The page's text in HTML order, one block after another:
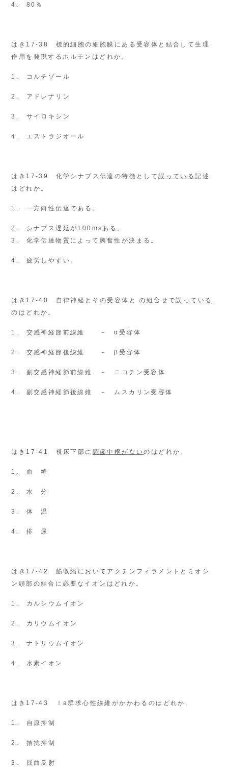
4. 80％
はき17-38 標的細胞の細胞膜にある受容体と結合して生理
作用を発現するホルモンはどれか。
1. コルチゾール
2. アドレナリン
3. サイロキシン
4. エストラジオール
はき17-39 化学シナプス伝達の特徴として誤っている記述
はどれか。
1. 一方向性伝達である。
2. シナプス遅延が100msある。
3. 化学伝達物質によって興奮性が決まる。
4. 疲労しやすい。
はき17-40 自律神経とその受容体と の組合せで誤っている
のはどれか。
1. 交感神経節前線維 － α受容体
2. 交感神経節後線維 － β受容体
3. 副交感神経節前線維 － ニコチン受容体
4. 副交感神経節後線維 － ムスカリン受容体
はき17-41 視床下部に 調節中枢がないのはどれか。
1. 血 糖
2. 水 分
3. 体 温
4. 排 尿
はき17-42 筋収縮においてアクチンフィラメントとミオシ
ン頭部の結合に必要なイオンはどれか。
1. カルシウムイオン
2. カリウムイオン
3. ナトリウムイオン
4. 水素イオン
はき17-43 Ⅰa群求心性線維がかかわるのはどれか。
1. 自原抑制
2. 拮抗抑制
3. 屈曲反射